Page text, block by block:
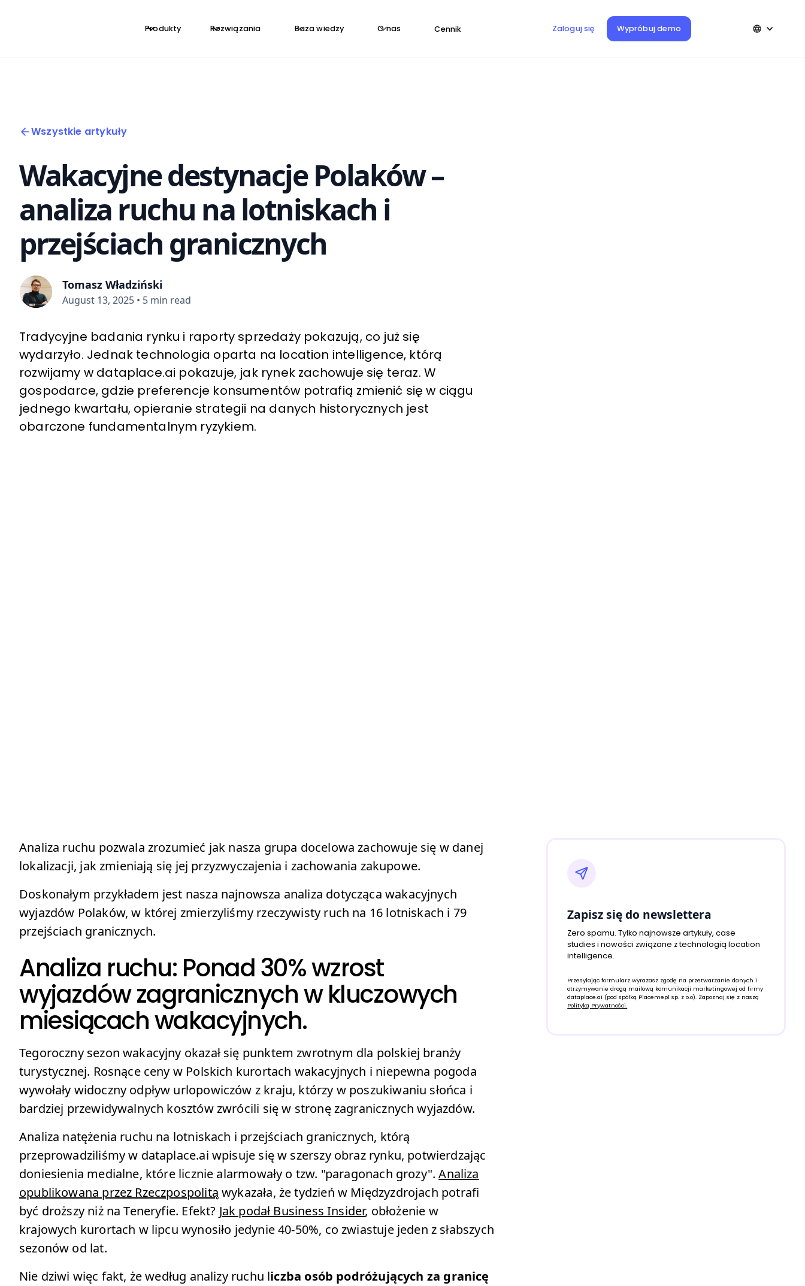
Produkty Rozwiązania Baza wiedzy O nas Cennik Zaloguj się Wypróbuj demo
Wszystkie artykuły
Wakacyjne destynacje Polaków –
analiza ruchu na lotniskach i
przejściach granicznych
Tomasz Władziński
August 13, 2025 • 5 min read
Tradycyjne badania rynku i raporty sprzedaży pokazują, co już się
wydarzyło. Jednak technologia oparta na location intelligence, którą
rozwijamy w dataplace.ai pokazuje, jak rynek zachowuje się teraz. W
gospodarce, gdzie preferencje konsumentów potrafią zmienić się w ciągu
jednego kwartału, opieranie strategii na danych historycznych jest
obarczone fundamentalnym ryzykiem.
Analiza ruchu pozwala zrozumieć jak nasza grupa docelowa zachowuje się w danej
lokalizacji, jak zmieniają się jej przyzwyczajenia i zachowania zakupowe.
Doskonałym przykładem jest nasza najnowsza analiza dotycząca wakacyjnych
wyjazdów Polaków, w której zmierzyliśmy rzeczywisty ruch na 16 lotniskach i 79
przejściach granicznych.
Analiza ruchu: Ponad 30% wzrost
wyjazdów zagranicznych w kluczowych
miesiącach wakacyjnych.
Tegoroczny sezon wakacyjny okazał się punktem zwrotnym dla polskiej branży
turystycznej. Rosnące ceny w Polskich kurortach wakacyjnych i niepewna pogoda
wywołały widoczny odpływ urlopowiczów z kraju, którzy w poszukiwaniu słońca i
bardziej przewidywalnych kosztów zwrócili się w stronę zagranicznych wyjazdów.
Analiza natężenia ruchu na lotniskach i przejściach granicznych, którą
przeprowadziliśmy w dataplace.ai wpisuje się w szerszy obraz rynku, potwierdzając
doniesienia medialne, które licznie alarmowały o tzw. "paragonach grozy".Analiza
opublikowana przez Rzeczpospolitą wykazała, że tydzień w Międzyzdrojach potrafi
być droższy niż na Teneryfie. Efekt? Jak podał Business Insider, obłożenie w
krajowych kurortach w lipcu wynosiło jedynie 40-50%, co zwiastuje jeden z słabszych
sezonów od lat.
Nie dziwi więc fakt, że według analizy ruchu liczba osób podróżujących za granicę
Zapisz się do newslettera
Zero spamu. Tylko najnowsze artykuły, case
studies i nowości związane z technologią location
intelligence.
Przesyłając formularz wyrażasz zgodę na przetwarzanie danych i
otrzymywanie drogą mailową komunikacji marketingowej od firmy
dataplace.ai (pod spółką Placemepl sp. z o.o). Zapoznaj się z naszą
Polityką Prywatności.